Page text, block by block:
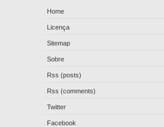
Home
Licença
Sitemap
Sobre
Rss (posts)
Rss (comments)
Twitter
Facebook